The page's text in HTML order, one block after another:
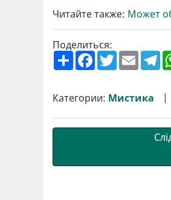
Читайте также: Может
Поделиться:
П
о
р
и
F
a
b
o
T
w
t
e
E
m
l
T
e
g
Категории: Мистика